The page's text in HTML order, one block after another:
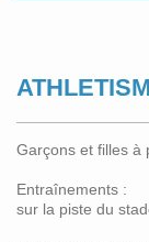
Garçons et filles à
Entraînements :
sur la piste du